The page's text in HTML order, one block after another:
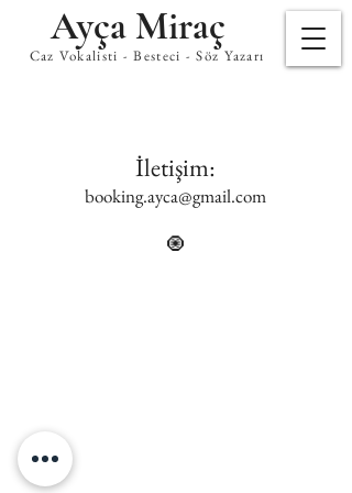
Caz Vokalisti - Besteci - Söz Yazarı
Ayça Miraç
İletişim:
booking.ayca@gmail.com
🧿